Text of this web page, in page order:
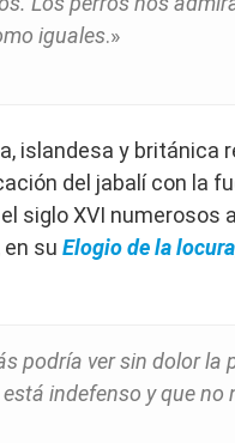
iguales.»
islandesa y británica
del jabalí con la
siglo XVI
en su Elogio de la locura
podría ver sin dolor la
indefenso y que no